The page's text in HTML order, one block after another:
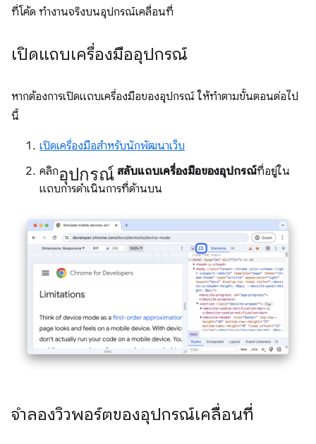
ที่โค้ด ทำงานจริงบนอุปกรณ์เคลื่อนที่
เปิดแถบเครื่องมืออุปกรณ์
หากต้องการเปิดแถบเครื่องมือของอุปกรณ์ ให้ทำตามขั้นตอนต่อไป
นี้
เปิดเครื่องมือสำหรับนักพัฒนาเว็บ
คลิกอุปกรณ์ สลับแถบเครื่องมือของอุปกรณ์ที่อยู่ใน
แถบการดำเนินการที่ด้านบน
จำลองวิวพอร์ตของอุปกรณ์เคลื่อนที่